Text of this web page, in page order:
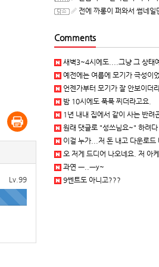
Lv.99
전에 까롱이 퍼와서 썸네일만 보고 중
Comments
새벽3~4시에도....그냥 그 상태예요...최근
예전에는 여름에 모기가 극성이었는데, 여름에는 안나오는 것 같
언젠가부터 모기가 잘 안보이더
밤 10시에도 푹푹 찌더라고요.
1년 내내 집에서 같이 사는 반려곤충
원래 댓글로 "성쓰님요~" 하려다 말았는데... 본
이걸 누가...저 돈 내고 다운로드 버전으로 하냐... 성쓰님
오 저게 드디어 나오네요. 저 아케이드 아케이브즈 게임 많
과연 ㅡ..ㅡy~
9쎈트도 아니고???